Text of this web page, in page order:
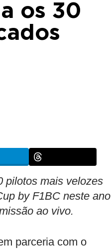
os 30
pilotos mais velozes
by F1BC neste ano
ao vivo.
parceria com o